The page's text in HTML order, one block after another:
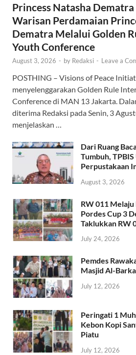
Princess Natasha
Warisan Perdamaian
Dematra Melalui Golden
Youth Conference
August 3, 2026 - by Redaksi - Leave a
POSTHING – Visions of Peace
menyelenggarakan Golden Rule
Conference di MAN 13 Jakarta.
diterima Redaksi pada Senin, 3
menjelaskan …
Dari Ruang
Tumbuh,
Perpustakaan
August 3, 2026
RW 011
Pordes Cup 3
Taklukkan RW
July 24, 2026
Pemdes
Masjid Al-
July 12, 2026
Peringati 1
Kebon Kopi
Piatu
July 12, 2026